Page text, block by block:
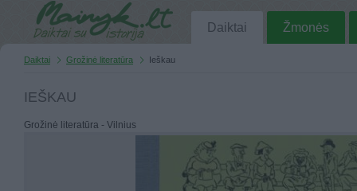
Daiktai Žmonės
Daiktai Grožinė literatūra Ieškau
IEŠKAU
Grožinė literatūra - Vilnius